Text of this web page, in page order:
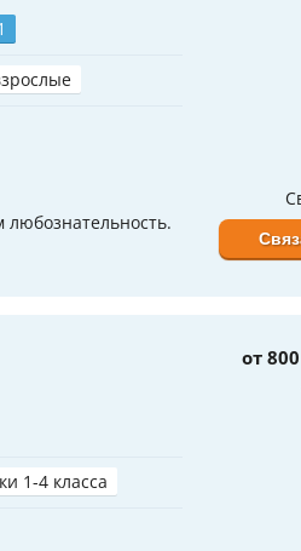
1-4 класса
от